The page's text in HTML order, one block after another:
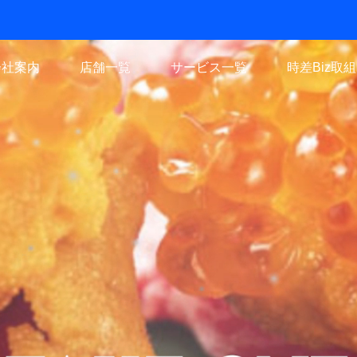
案内 店舗一覧 サービス一覧 時差Biz取組